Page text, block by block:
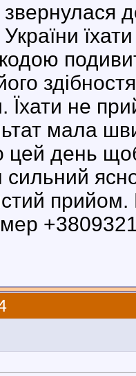
Їхати не
мала
цей день
сильний